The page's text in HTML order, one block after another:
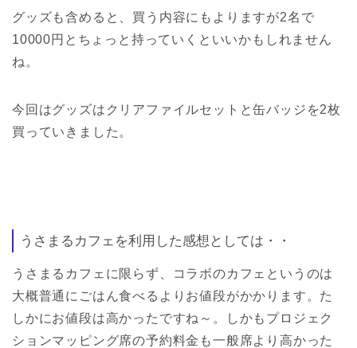
グッズも含めると、買う内容にもよりますが2名で
10000円とちょっと持っていくといいかもしれません
ね。
今回はグッズはクリアファイルセットと缶バッジを2枚
買っていきました。
うさまるカフェを利用した感想としては・・
うさまるカフェに限らず、コラボのカフェというのは
大概普通にごはん食べるよりお値段がかかります。た
しかにお値段は高かったですね～。しかもプロジェク
ションマッピング席の予約料金も一般席より高かった